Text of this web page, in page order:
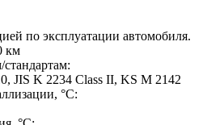
по эксплуатации автомобиля.
км
JIS K 2234 Class II, KS M 2142
°С: